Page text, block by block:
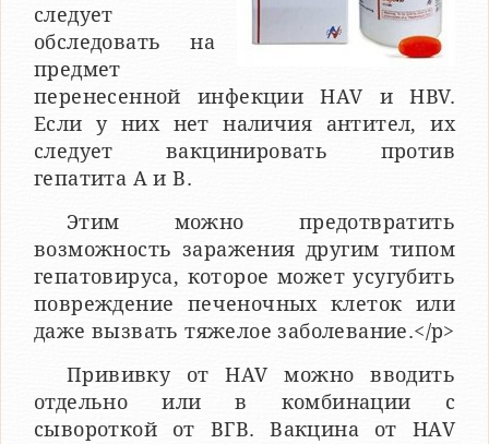
следует
обследовать на
предмет
перенесенной инфекции HAV и HBV.
Если у них нет наличия антител, их
следует вакцинировать против
гепатита А и В.
Этим можно предотвратить
возможность заражения другим типом
гепатовируса, которое может усугубить
повреждение печеночных клеток или
даже вызвать тяжелое заболевание.</p>
Прививку от HAV можно вводить
отдельно или в комбинации с
сывороткой от ВГВ. Вакцина от HAV